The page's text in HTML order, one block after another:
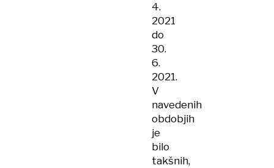
4.
2021
do
30.
6.
2021.
V
navedenih
obdobjih
je
bilo
takšnih,